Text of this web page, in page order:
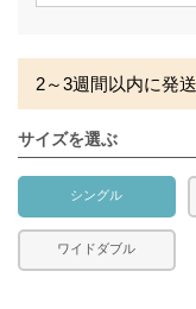
※北海道
2～3週間以内に発
サイズを選ぶ
シングル
ワイドダブル